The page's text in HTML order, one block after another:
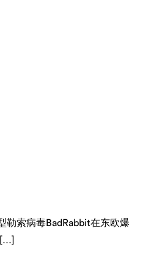
勒索病毒BadRabbit在东欧爆